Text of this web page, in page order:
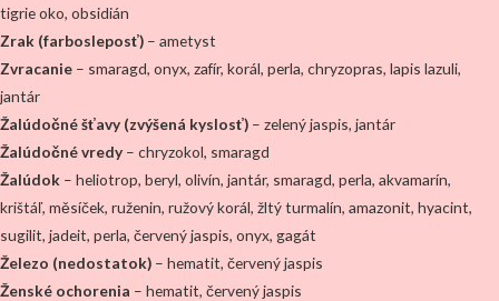
tigrie oko, obsidián
Zrak (farbosleposť) – ametyst
Zvracanie – smaragd, onyx, zafír, korál, perla, chryzopras, lapis lazuli,
jantár
Žalúdočné šťavy (zvýšená kyslosť) – zelený jaspis, jantár
Žalúdočné vredy – chryzokol, smaragd
Žalúdok – heliotrop, beryl, olivín, jantár, smaragd, perla, akvamarín,
krištáľ, měsíček, ruženin, ružový korál, žltý turmalín, amazonit, hyacint,
sugilit, jadeit, perla, červený jaspis, onyx, gagát
Železo (nedostatok) – hematit, červený jaspis
Ženské ochorenia – hematit, červený jaspis